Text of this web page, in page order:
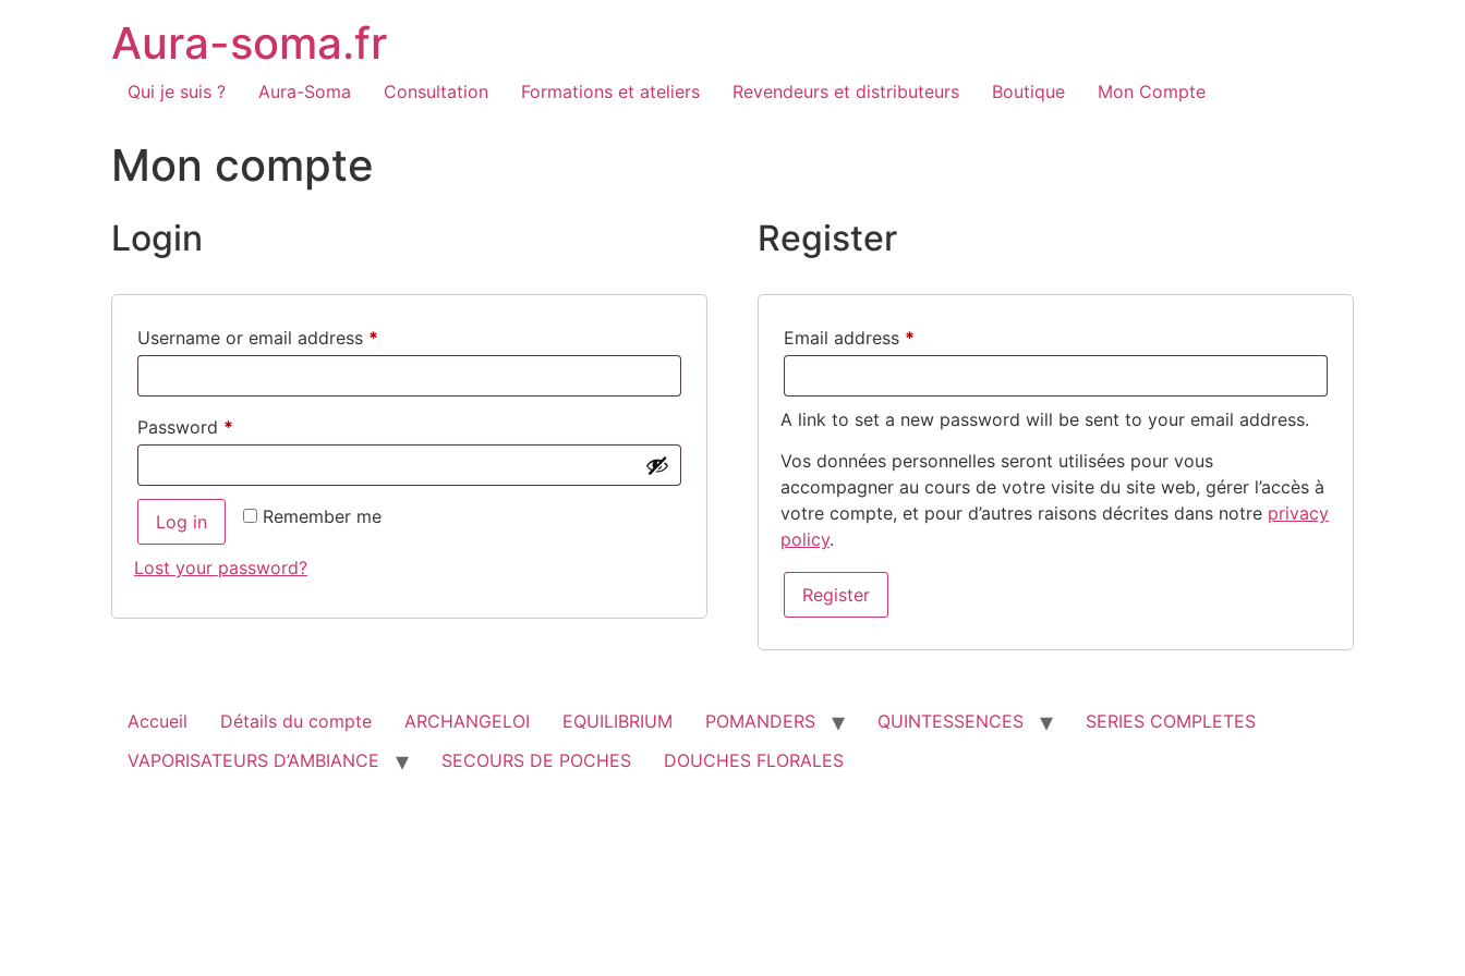
Aura-soma.fr
Qui je suis ? Aura-Soma Consultation Formations et ateliers Revendeurs et distributeurs Boutique Mon Compte
Mon compte
Login
Username or email address *
Password *
Remember me
Log in
Lost your password?
Register
Email address *Required
A link to set a new password will be sent to your email address.
Vos données personnelles seront utilisées pour vous
accompagner au cours de votre visite du site web, gérer l’accès à
votre compte, et pour d’autres raisons décrites dans notre privacy
policy.
Register
Accueil Détails du compte ARCHANGELOI EQUILIBRIUM POMANDERS QUINTESSENCES
SERIES COMPLETES
VAPORISATEURS D’AMBIANCE
SECOURS DE POCHES DOUCHES FLORALES